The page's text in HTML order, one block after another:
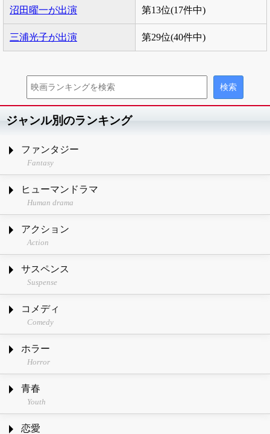
沼田曜一が出演 第13位(17件中)
三浦光子が出演 第29位(40件中)
ジャンル別のランキング
ファンタジー
Fantasy
ヒューマンドラマ
Human drama
アクション
Action
サスペンス
Suspense
コメディ
Comedy
ホラー
Horror
青春
Youth
恋愛